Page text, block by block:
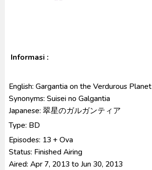
Informasi :
English: Gargantia on the Verdurous Planet
Synonyms: Suisei no Galgantia
Japanese: 翠星のガルガンティア
Type: BD
Episodes: 13 + Ova
Status: Finished Airing
Aired: Apr 7, 2013 to Jun 30, 2013